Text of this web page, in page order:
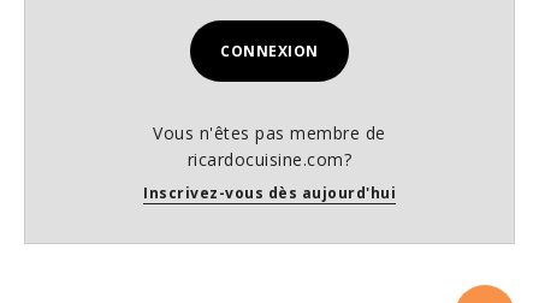
CONNEXION
Vous n'êtes pas membre de
ricardocuisine.com?
Inscrivez-vous dès aujourd'hui